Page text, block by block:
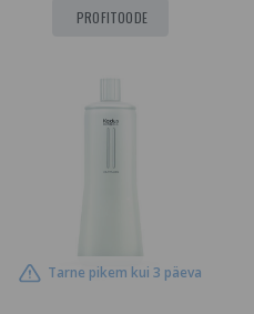
PROFITOODE
Tarne pikem kui 3 päeva